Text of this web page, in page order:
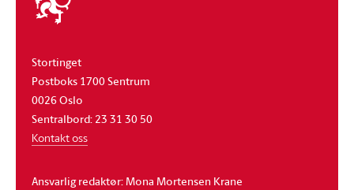
stortinget
Stortinget
Postboks 1700 Sentrum
0026 Oslo
Sentralbord: 23 31 30 50
Kontakt oss
Ansvarlig redaktør: Mona Mortensen Krane